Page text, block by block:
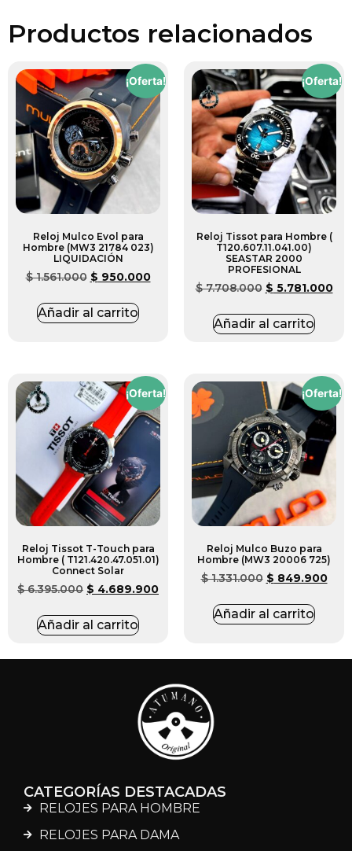
Productos relacionados
¡Oferta!
Reloj Mulco Evol para
Hombre (MW3 21784 023)
LIQUIDACIÓN
$1.561.000 $ 950.000
Añadir al carrito
¡Oferta!
Reloj Tissot para Hombre (
T120.607.11.041.00)
SEASTAR 2000
PROFESIONAL
$7.708.000 $ 5.781.000
Añadir al carrito
¡Oferta!
Reloj Tissot T-Touch para
Hombre ( T121.420.47.051.01)
Connect Solar
$6.395.000 $ 4.689.900
Añadir al carrito
¡Oferta!
Reloj Mulco Buzo para
Hombre (MW3 20006 725)
$1.331.000 $ 849.900
Añadir al carrito
CATEGORÍAS DESTACADAS
RELOJES PARA HOMBRE
RELOJES PARA DAMA